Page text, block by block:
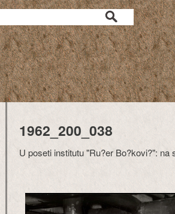
1962_200_038
U poseti institutu "Ru?er Bo?kovi?":